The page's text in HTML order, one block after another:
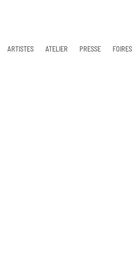
ARTISTES ATELIER PRESSE FOIRES